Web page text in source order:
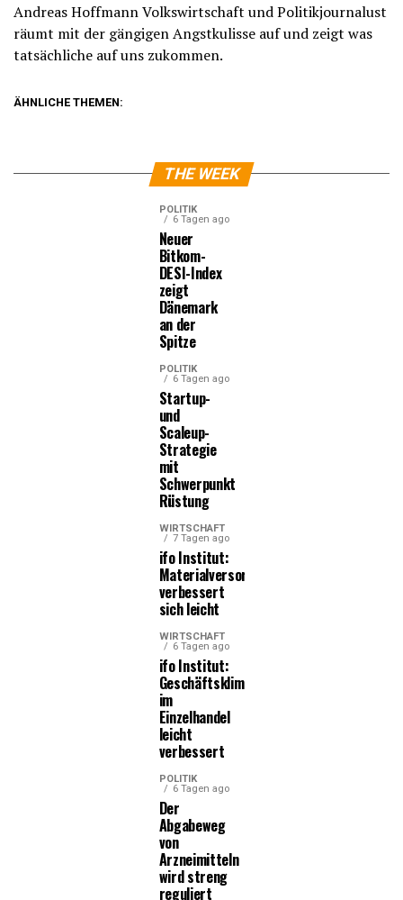
Andreas Hoffmann Volkswirtschaft und Politikjournalust
räumt mit der gängigen Angstkulisse auf und zeigt was
tatsächliche auf uns zukommen.
ÄHNLICHE THEMEN:
THE WEEK
POLITIK
6 Tagen ago
Neuer
Bitkom-
DESI-Index
zeigt
Dänemark
an der
Spitze
POLITIK
6 Tagen ago
Startup-
und
Scaleup-
Strategie
mit
Schwerpunkt
Rüstung
WIRTSCHAFT
7 Tagen ago
ifo Institut:
Materialversorgung
verbessert
sich leicht
WIRTSCHAFT
6 Tagen ago
ifo Institut:
Geschäftsklima
im
Einzelhandel
leicht
verbessert
POLITIK
6 Tagen ago
Der
Abgabeweg
von
Arzneimitteln
wird streng
reguliert